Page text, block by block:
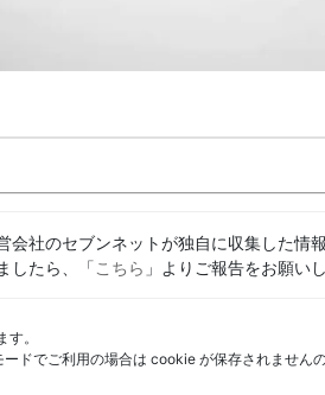
会社のセブンネットが独自に収集した
したら、「こちら 」よりご報告をお願いし
。
ドでご利用の場合は cookie が保存されません